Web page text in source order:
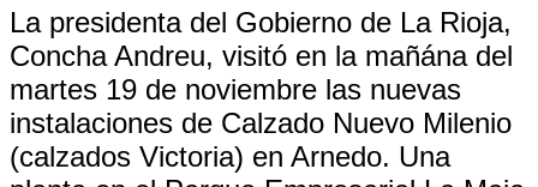
La presidenta del Gobierno de La Rioja,
Concha Andreu, visitó en la mañána del
martes 19 de noviembre las nuevas
instalaciones de Calzado Nuevo Milenio
(calzados Victoria) en Arnedo. Una